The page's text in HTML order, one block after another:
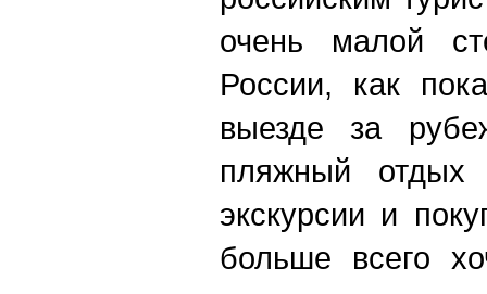
очень малой
России, как
выезде за
пляжный
экскурсии и
больше всего